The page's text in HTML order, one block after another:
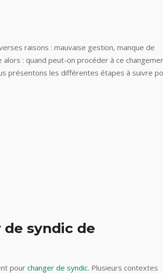
raisons : mauvaise gestion, manque de
: quand peut-on procéder à ce
présentons les différentes étapes à suivre
syndic de
pourchanger de syndic. Plusieurs contextes